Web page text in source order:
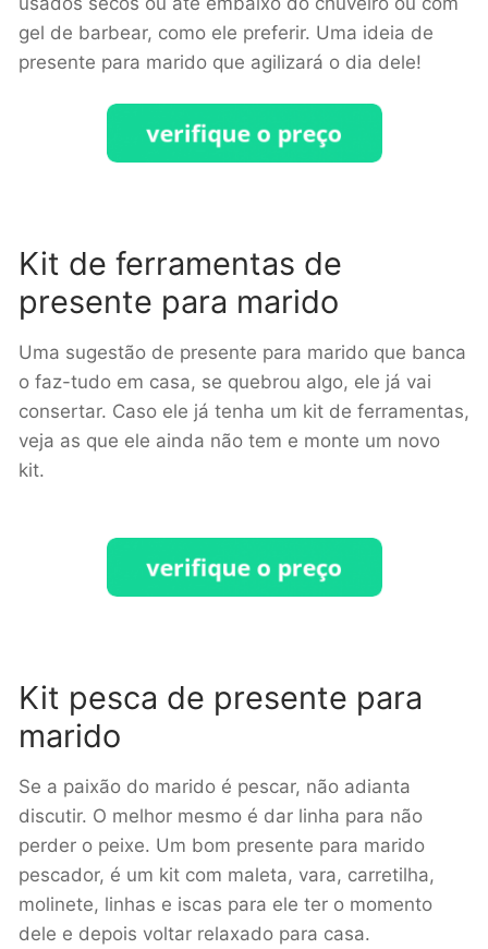
gel de barbear, como ele preferir. Uma ideia de
presente para marido que agilizará o dia dele!
Kit de ferramentas de
presente para marido
Uma sugestão de presente para marido que banca
o faz-tudo em casa, se quebrou algo, ele já vai
consertar. Caso ele já tenha um kit de ferramentas,
veja as que ele ainda não tem e monte um novo
kit.
Kit pesca de presente para
marido
Se a paixão do marido é pescar, não adianta
discutir. O melhor mesmo é dar linha para não
perder o peixe. Um bom presente para marido
pescador, é um kit com maleta, vara, carretilha,
molinete, linhas e iscas para ele ter o momento
dele e depois voltar relaxado para casa.